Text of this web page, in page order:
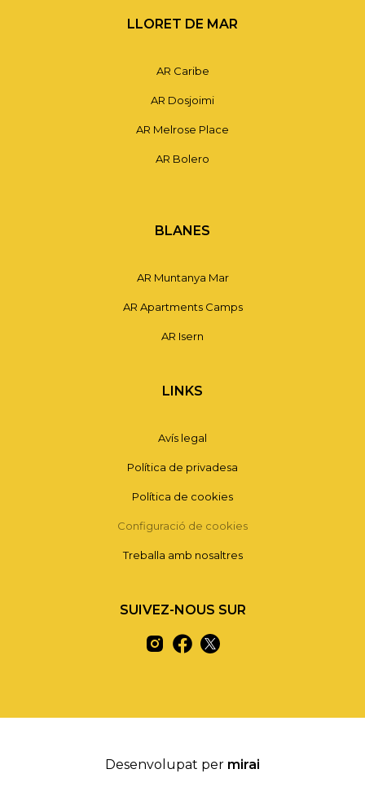
LLORET DE MAR
AR Caribe
AR Dosjoimi
AR Melrose Place
AR Bolero
BLANES
AR Muntanya Mar
AR Apartments Camps
AR Isern
LINKS
Avís legal
Política de privadesa
Política de cookies
Configuració de cookies
Treballa amb nosaltres
SUIVEZ-NOUS SUR
Desenvolupat per mirai